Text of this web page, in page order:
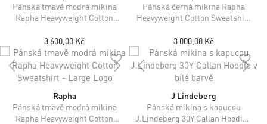
Pánská tmavě modrá mikina
Rapha Heavyweight Cotton
3 600,00 Kč
Pánská černá mikina Rapha
Heavyweight Cotton Sweatshirt
3 000,00 Kč
Rapha
Pánská tmavě modrá mikina
Rapha Heavyweight Cotton
J Lindeberg
Pánská mikina s kapucou
J.Lindeberg 30Y Callan Hoodie v